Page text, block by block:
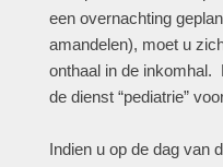
een overnachting
amandelen), moet u
onthaal in de inkomhal.
de dienst “pediatrie”
Indien u op de dag van